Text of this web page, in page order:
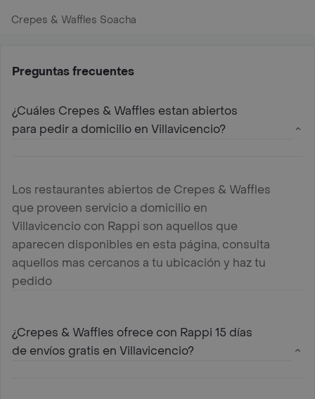
Crepes & Waffles Soacha
Preguntas frecuentes
¿Cuáles Crepes & Waffles estan abiertos
para pedir a domicilio en Villavicencio?
Los restaurantes abiertos de Crepes & Waffles
que proveen servicio a domicilio en
Villavicencio con Rappi son aquellos que
aparecen disponibles en esta página, consulta
aquellos mas cercanos a tu ubicación y haz tu
pedido
¿Crepes & Waffles ofrece con Rappi 15 días
de envíos gratis en Villavicencio?